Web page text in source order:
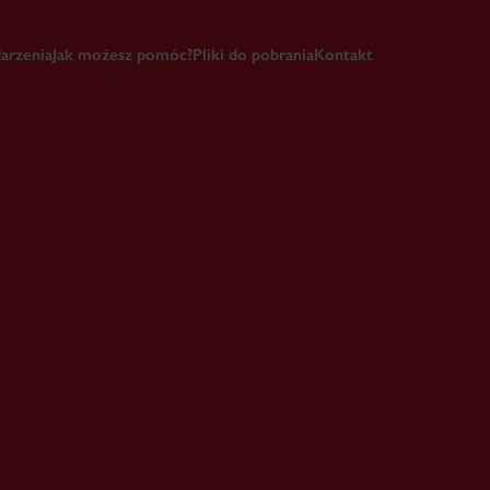
Jak możesz pomóc?Pliki do pobraniaKontakt